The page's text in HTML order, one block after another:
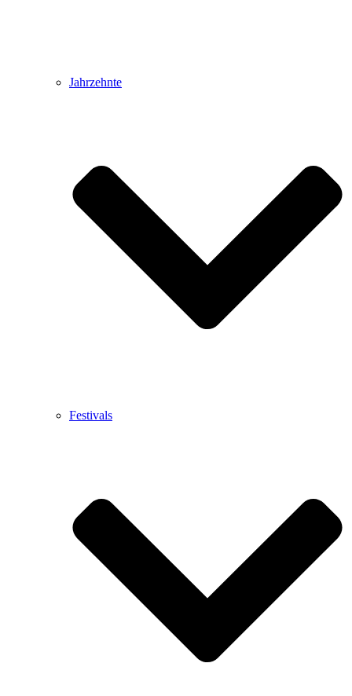
Jahrzehnte
Festivals